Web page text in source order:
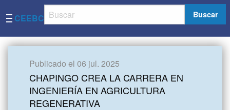
CEEBC Buscar
Publicado el 06 jul. 2025
CHAPINGO CREA LA CARRERA EN
INGENIERÍA EN AGRICULTURA
REGENERATIVA